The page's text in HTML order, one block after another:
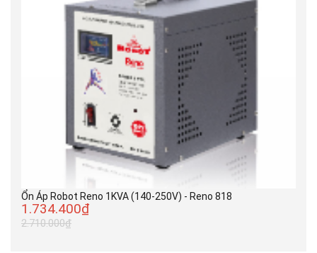
Ổn Áp Robot Reno 1KVA (140-250V) - Reno 818
1.734.400₫
2.710.000₫